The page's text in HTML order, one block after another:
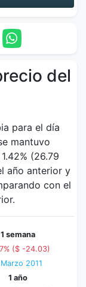
del
para el día
mantuvo
(26.79
año anterior y
con el
1 semana
($ -24.03)
2011
1 año